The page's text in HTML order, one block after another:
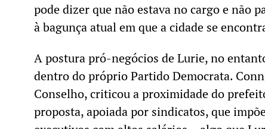
pode dizer que não estava no cargo e não
à bagunça atual em que a cidade se
A postura pró-negócios de Lurie, no
dentro do próprio Partido Democrata.
Conselho, criticou a proximidade do
proposta, apoiada por sindicatos, que